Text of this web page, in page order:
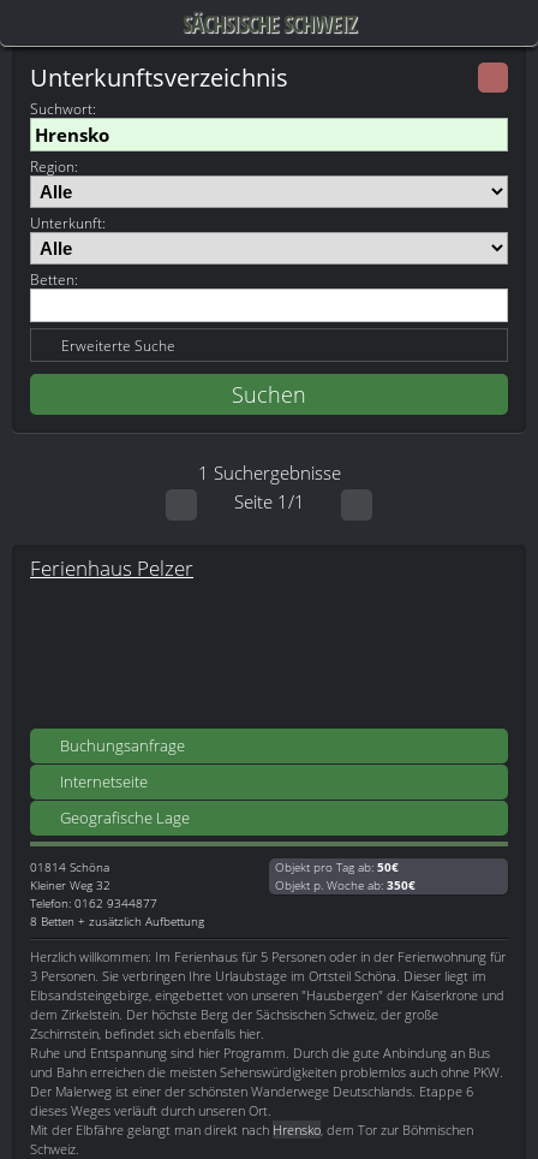
SÄCHSISCHE SCHWEIZ
Unterkunftsverzeichnis
Suchwort:
Region:
Unterkunft:
Betten:
Erweiterte Suche
1 Suchergebnisse
Seite 1/1
Ferienhaus Pelzer
Buchungsanfrage
Internetseite
Geografische Lage
01814 Schöna
Kleiner Weg 32
Telefon: 0162 9344877
8 Betten + zusätzlich Aufbettung
Objekt pro Tag ab: 50€
Objekt p. Woche ab: 350€
Herzlich willkommen: Im Ferienhaus für 5 Personen oder in der Ferienwohnung für
3 Personen. Sie verbringen Ihre Urlaubstage im Ortsteil Schöna. Dieser liegt im
Elbsandsteingebirge, eingebettet von unseren "Hausbergen" der Kaiserkrone und
dem Zirkelstein. Der höchste Berg der Sächsischen Schweiz, der große
Zschirnstein, befindet sich ebenfalls hier.
Ruhe und Entspannung sind hier Programm. Durch die gute Anbindung an Bus
und Bahn erreichen die meisten Sehenswürdigkeiten problemlos auch ohne PKW.
Der Malerweg ist einer der schönsten Wanderwege Deutschlands. Etappe 6
dieses Weges verläuft durch unseren Ort.
Mit der Elbfähre gelangt man direkt nach Hrensko , dem Tor zur Böhmischen
Schweiz.